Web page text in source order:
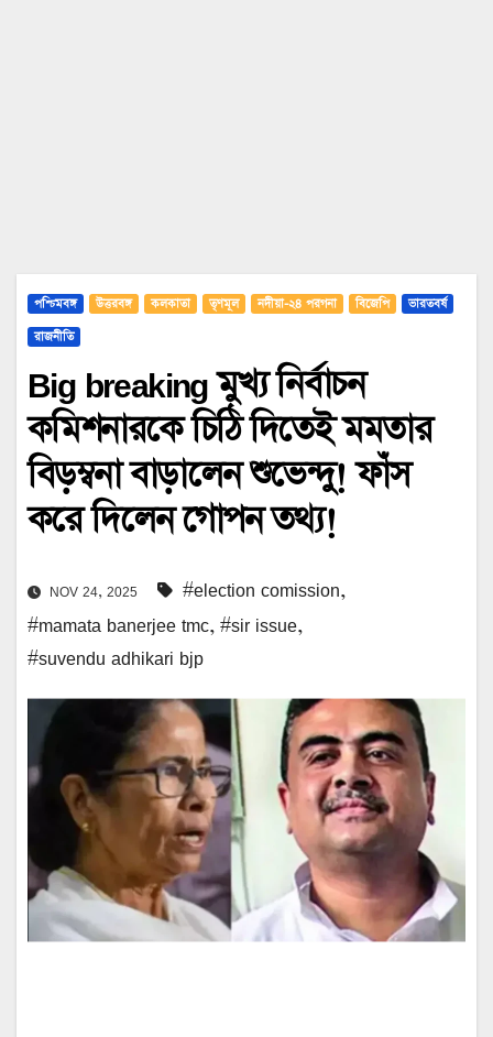
পশ্চিমবঙ্গ উত্তরবঙ্গ কলকাতা তৃণমূল নদীয়া-২৪ পরগনা বিজেপি
ভারতবর্ষ
রাজনীতি
Big breaking মুখ্য নির্বাচন
কমিশনারকে চিঠি দিতেই মমতার
বিড়ম্বনা বাড়ালেন শুভেন্দু! ফাঁস
করে দিলেন গোপন তথ্য!
NOV 24, 2025 #election comission,
#mamata banerjee tmc, #sir issue,
#suvendu adhikari bjp